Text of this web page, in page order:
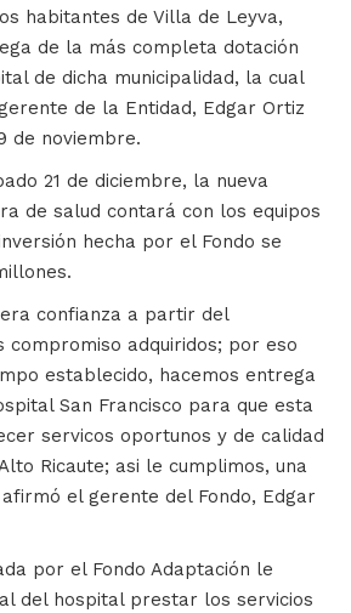
habitantes de Villa de Leyva,
de la más completa dotación
de dicha municipalidad, la cual
de la Entidad, Edgar Ortiz
de noviembre.
21 de diciembre, la nueva
de salud contará con los equipos
hecha por el Fondo se
confianza a partir del
compromiso adquiridos; por eso
establecido, hacemos entrega
San Francisco para que esta
servicos oportunos y de calidad
Ricaute; asi le cumplimos, una
afirmó el gerente del Fondo, Edgar
por el Fondo Adaptación le
del hospital prestar los servicios